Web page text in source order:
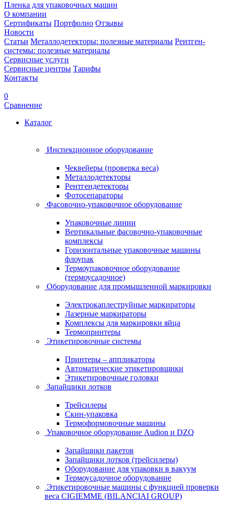
Пленка для упаковочных машин
О компании
Сертификаты Портфолио Отзывы
Новости
Статьи Металлодетекторы: полезные материалы Рентген-
системы: полезные материалы
Сервисные услуги
Сервисные центры Тарифы
Контакты
0
Сравнение
Каталог
Инспекционное оборудование
Чеквейеры (проверка веса)
Металлодетекторы
Рентгендетекторы
Фотосепараторы
Фасовочно-упаковочное оборудование
Упаковочные линии
Вертикальные фасовочно-упаковочные
комплексы
Горизонтальные упаковочные машины
флоупак
Термоупаковочное оборудование
(термоусадочное)
Оборудование для промышленной маркировки
Электрокаплеструйные маркираторы
Лазерные маркираторы
Комплексы для маркировки яйца
Термопринтеры
Этикетировочные системы
Принтеры – аппликаторы
Автоматические этикетировщики
Этикетировочные головки
Запайщики лотков
Трейсилеры
Скин-упаковка
Термоформовочные машины
Упаковочное оборудование Audion и DZQ
Запайщики пакетов
Запайщики лотков (трейсилеры)
Оборудование для упаковки в вакуум
Термоусадочное оборудование
Этикетировочные машины с функцией проверки
веса CIGIEMME (BILANCIAI GROUP)